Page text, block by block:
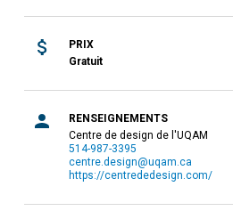
PRIX
Gratuit
RENSEIGNEMENTS
Centre de design de l'UQAM
514-987-3395
centre.design@uqam.ca
https://centrededesign.com/